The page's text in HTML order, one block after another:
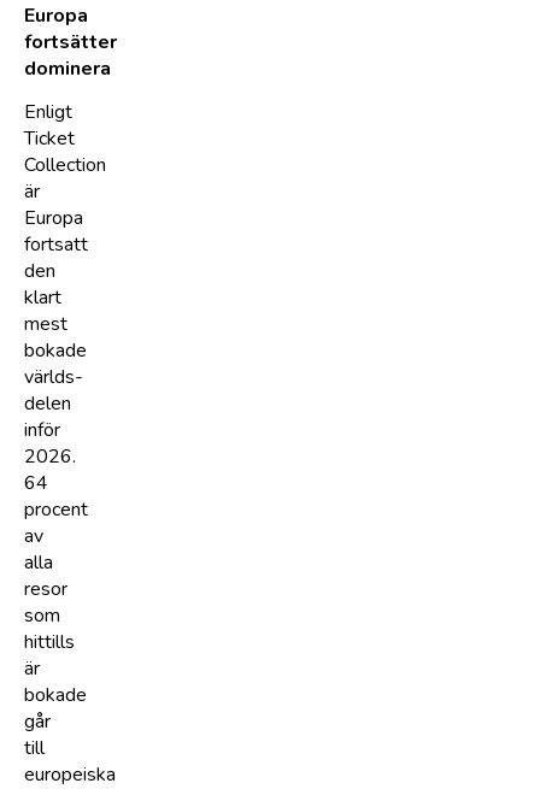
Europa
fortsätter
dominera
Enligt
Ticket
Collection
är
Europa
fortsatt
den
klart
mest
bokade
världs­
delen
inför
2026.
64
procent
av
alla
resor
som
hittills
är
bokade
går
till
europeiska